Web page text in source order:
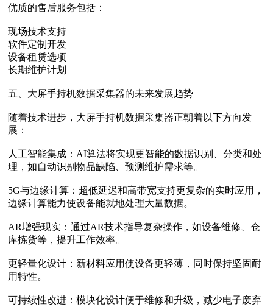
优质的售后服务包括：
现场技术支持
软件定制开发
设备租赁选项
长期维护计划
五、大屏手持机数据采集器的未来发展趋势
随着技术进步，大屏手持机数据采集器正朝着以下方向发
展：
人工智能集成‌：AI算法将实现更智能的数据识别、分类和处
理，如自动识别物品缺陷、预测维护需求等。
5G与边缘计算‌：超低延迟和高带宽支持更复杂的实时应用，
边缘计算能力使设备能就地处理大量数据。
AR增强现实‌：通过AR技术指导复杂操作，如设备维修、仓
库拣货等，提升工作效率。
更轻量化设计‌：新材料应用使设备更轻薄，同时保持坚固耐
用特性。
可持续性改进‌：模块化设计便于维修和升级，减少电子废弃